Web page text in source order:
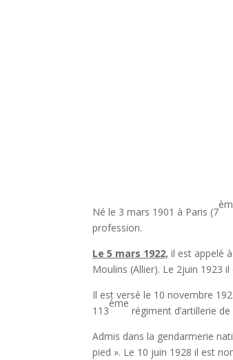
Né le 3 mars 1901 à Paris (7
profession.
Le 5 mars 1922, il est appelé
Moulins (Allier). Le 2juin 1923
Il est versé le 10 novembre
113
ème
régiment d’artillerie
Admis dans la gendarmerie
pied ». Le 10 juin 1928 il est